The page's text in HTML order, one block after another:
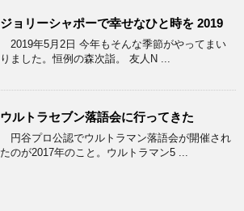
ジョリーシャポーで幸せなひと時を 2019
2019年5月2日 今年もそんな季節がやってまい
りました。恒例の森次詣。 友人N ...
ウルトラセブン落語会に行ってきた
円谷プロ公認でウルトラマン落語会が開催され
たのが2017年のこと。ウルトラマン5 ...